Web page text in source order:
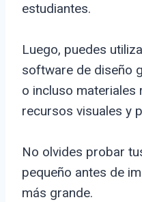
estudiantes.
Luego, puedes
software de diseño
o incluso materiales
recursos visuales y
No olvides probar
pequeño antes de
más grande.